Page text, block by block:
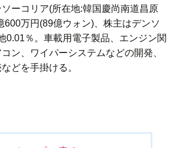
ーコリア(所在地:韓国慶尚南道昌原
600万円(89億ウォン)、株主はデンソ
0.01％。車載用電子製品、エンジン関
ン、ワイパーシステムなどの開発、
どを手掛ける。